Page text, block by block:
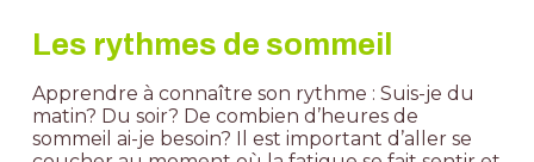
Les rythmes de sommeil
Apprendre à connaître son rythme : Suis-je du
matin? Du soir? De combien d’heures de
sommeil ai-je besoin? Il est important d’aller se